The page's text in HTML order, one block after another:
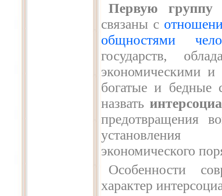
Первую группу
связаны с
общностями
государств,
экономическими и
богатые и бедные
назвать
предотвращения
установления
экономического
Особенности
характер